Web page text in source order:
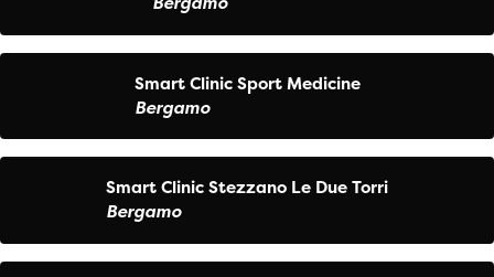
Smart Clinic Sport Medicine
Bergamo
Smart Clinic Stezzano Le Due Torri
Bergamo